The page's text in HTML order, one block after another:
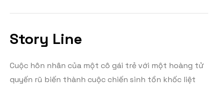
Story Line
Cuộc hôn nhân của một cô gái trẻ với một hoàng tử
quyến rũ biến thành cuộc chiến sinh tồn khốc liệt